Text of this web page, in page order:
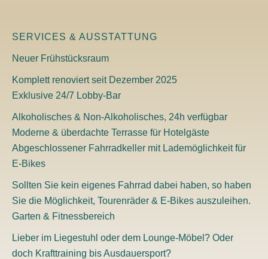
SERVICES & AUSSTATTUNG
Neuer Frühstücksraum
Komplett renoviert seit Dezember 2025
Exklusive 24/7 Lobby-Bar
Alkoholisches & Non-Alkoholisches, 24h verfügbar
Moderne & überdachte Terrasse für Hotelgäste
Abgeschlossener Fahrradkeller mit Lademöglichkeit für
E-Bikes
Sollten Sie kein eigenes Fahrrad dabei haben, so haben
Sie die Möglichkeit, Tourenräder & E-Bikes auszuleihen.
Garten & Fitnessbereich
Lieber im Liegestuhl oder dem Lounge-Möbel? Oder
doch Krafttraining bis Ausdauersport?